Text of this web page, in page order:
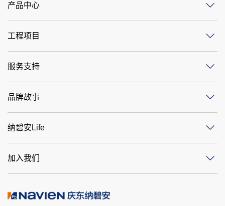
产品中心
工程项目
服务支持
品牌故事
纳碧安Life
加入我们